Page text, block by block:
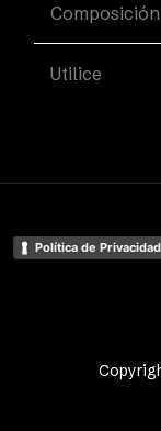
Composición
Utilice
Política de Privacidad